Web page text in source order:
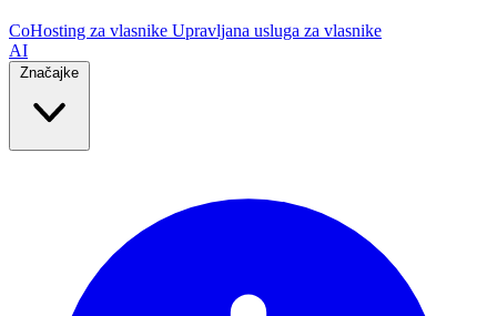
CoHosting za vlasnike Upravljana usluga za vlasnike
AI